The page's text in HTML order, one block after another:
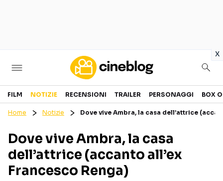
x
Cinema
GENERI
PERSONAGGI
CANALI STREAMING
FILM NOTIZIE RECENSIONI TRAILER PERSONAGGI BOX
Home Notizie Dove vive Ambra, la casa dell’attrice
Dove vive Ambra, la casa
dell’attrice (accanto all’ex
Francesco Renga)